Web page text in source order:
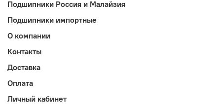
Подшипники Россия и Малайзия
Подшипники импортные
О компании
Контакты
Доставка
Оплата
Личный кабинет